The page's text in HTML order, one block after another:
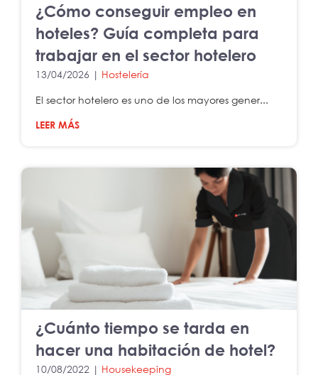
¿Cómo conseguir empleo en
hoteles? Guía completa para
trabajar en el sector hotelero
13/04/2026 | Hostelería
El sector hotelero es uno de los mayores gener...
LEER MÁS
¿Cuánto tiempo se tarda en
hacer una habitación de hotel?
10/08/2022 | Housekeeping